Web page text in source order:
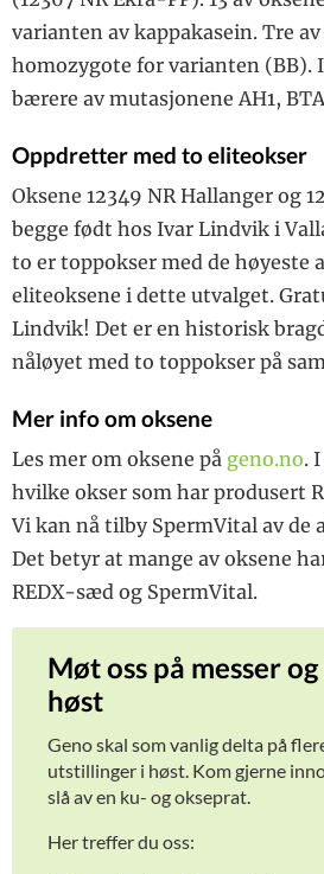
varianten av kappakasein. Tre av
homozygote for varianten (BB).
bærere av mutasjonene AH1,
Oppdretter med to eliteokser
Oksene 12349 NR Hallanger og
begge født hos Ivar Lindvik i
to er toppokser med de høyeste
eliteoksene i dette utvalget.
Lindvik! Det er en historisk
nåløyet med to toppokser på
Mer info om oksene
Les mer om oksene på geno.no.
hvilke okser som har produsert
Vi kan nå tilby SpermVital av de
Det betyr at mange av oksene
REDX-sæd og SpermVital.
Møt oss på messer
høst
Geno skal som vanlig delta på
utstillinger i høst. Kom gjerne
slå av en ku- og okseprat.
Her treffer du oss: